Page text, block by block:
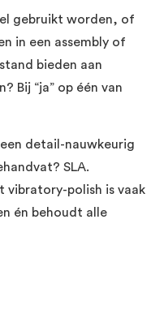
gebruikt worden, of
in een assembly of
bieden aan
Bij “ja” op één van
detail-nauwkeurig
SLA.
vibratory-polish is vaak
én behoudt alle